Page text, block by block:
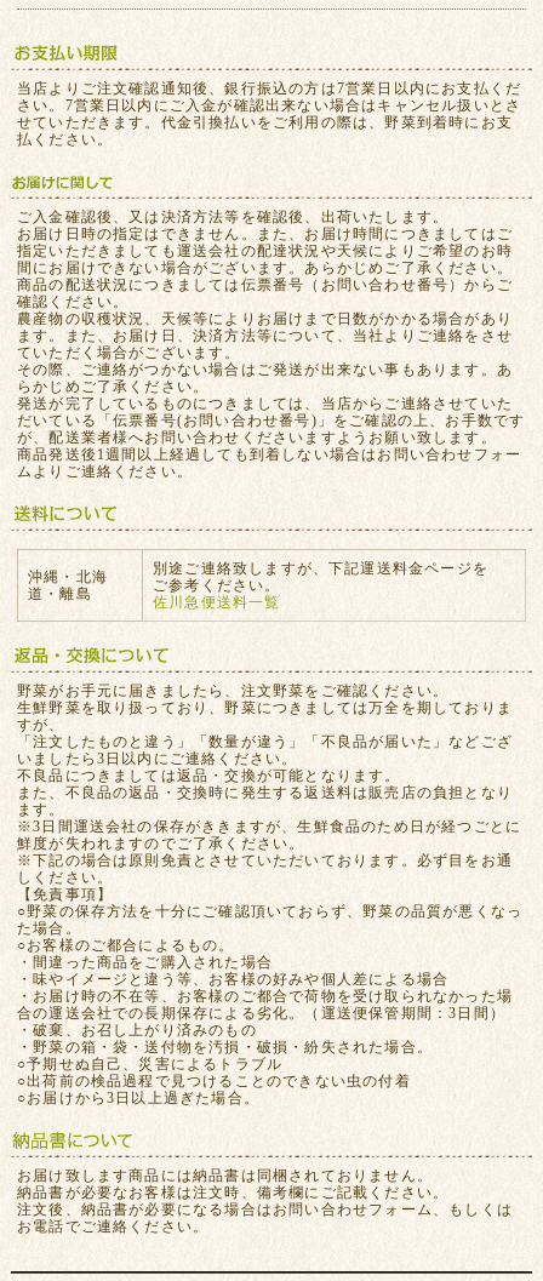
当店よりご注文確認通知後、銀行振込の方は7営業日以内にお支払くだ
さい。7営業日以内にご入金が確認出来ない場合はキャンセル扱いとさ
せていただきます。代金引換払いをご利用の際は、野菜到着時にお支
払ください。
ご入金確認後、又は決済方法等を確認後、出荷いたします。
お届け日時の指定はできません。また、お届け時間につきましてはご
指定いただきましても運送会社の配達状況や天候によりご希望のお時
間にお届けできない場合がございます。あらかじめご了承ください。
商品の配送状況につきましては伝票番号（お問い合わせ番号）からご
確認ください。
農産物の収穫状況、天候等によりお届けまで日数がかかる場合があり
ます。また、お届け日、決済方法等について、当社よりご連絡をさせ
ていただく場合がございます。
その際、ご連絡がつかない場合はご発送が出来ない事もあります。あ
らかじめご了承ください。
発送が完了しているものにつきましては、当店からご連絡させていた
だいている「伝票番号(お問い合わせ番号)」をご確認の上、お手数です
が、配送業者様へお問い合わせくださいますようお願い致します。
商品発送後1週間以上経過しても到着しない場合はお問い合わせフォー
ムよりご連絡ください。
沖縄・北海
道・離島
別途ご連絡致しますが、下記運送料金ページを
ご参考ください。
佐川急便送料一覧
野菜がお手元に届きましたら、注文野菜をご確認ください。
生鮮野菜を取り扱っており、野菜につきましては万全を期しておりま
すが、
「注文したものと違う」「数量が違う」「不良品が届いた」などござ
いましたら3日以内にご連絡ください。
不良品につきましては返品・交換が可能となります。
また、不良品の返品・交換時に発生する返送料は販売店の負担となり
ます。
※3日間運送会社の保存がききますが、生鮮食品のため日が経つごとに
鮮度が失われますのでご了承ください。
※下記の場合は原則免責とさせていただいております。必ず目をお通
しください。
【免責事項】
○野菜の保存方法を十分にご確認頂いておらず、野菜の品質が悪くなっ
た場合。
○お客様のご都合によるもの。
・間違った商品をご購入された場合
・味やイメージと違う等、お客様の好みや個人差による場合
・お届け時の不在等、お客様のご都合で荷物を受け取られなかった場
合の運送会社での長期保存による劣化。（運送便保管期間：3日間）
・破棄、お召し上がり済みのもの
・野菜の箱・袋・送付物を汚損・破損・紛失された場合。
○予期せぬ自己、災害によるトラブル
○出荷前の検品過程で見つけることのできない虫の付着
○お届けから3日以上過ぎた場合。
お届け致します商品には納品書は同梱されておりません。
納品書が必要なお客様は注文時、備考欄にご記載ください。
注文後、納品書が必要になる場合はお問い合わせフォーム、もしくは
お電話でご連絡ください。